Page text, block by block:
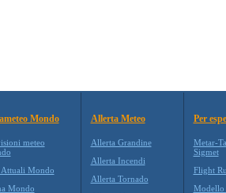
Mondo
meteo
Attuali Mondo
Mondo
Allerta Meteo
Allerta Grandine
Allerta Incendi
Allerta Tornado
Per
Metar-
Sigmet
Flight
Modello